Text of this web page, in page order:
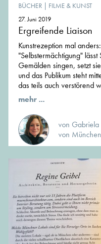
BÜCHER | FILME & KUNST
27. Juni 2019
Ergreifende Liaison
Kunstrezeption mal
"Selbstermächtigung"
Gemälden singen, setzt
und das Publikum steht
das teils auch verstörend
mehr ...
von Gabriela
von